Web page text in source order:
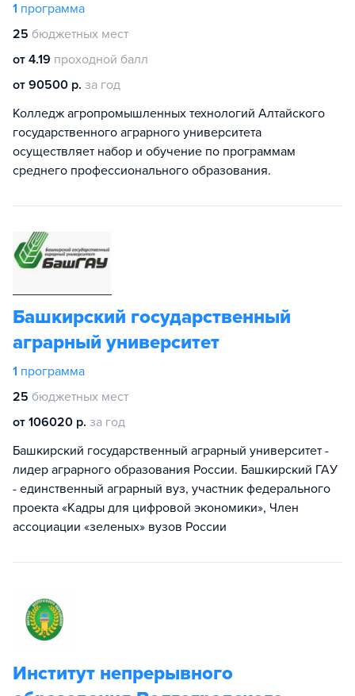
1 программа
25 бюджетных мест
от 4.19 проходной балл
от 90500 р. за год
Колледж агропромышленных технологий Алтайского
государственного аграрного университета
осуществляет набор и обучение по программам
среднего профессионального образования.
Башкирский государственный
аграрный университет
1 программа
25 бюджетных мест
от 106020 р. за год
Башкирский государственный аграрный университет -
лидер аграрного образования России. Башкирский ГАУ
- единственный аграрный вуз, участник федерального
проекта «Кадры для цифровой экономики», Член
ассоциации «зеленых» вузов России
Институт непрерывного